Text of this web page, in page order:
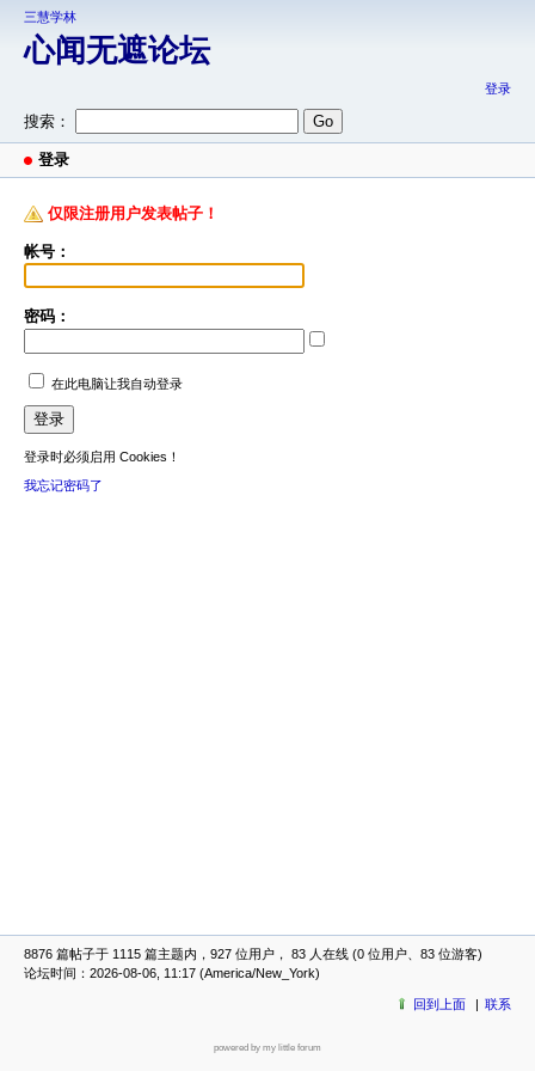
三慧学林
心闻无遮论坛
登录
搜索：
登录
仅限注册用户发表帖子！
帐号：
密码：
在此电脑让我自动登录
登录时必须启用 Cookies！
我忘记密码了
8876 篇帖子于 1115 篇主题内，927 位用户， 83 人在线 (0 位用户、83 位游客)
论坛时间：2026-08-06, 11:17 (America/New_York)
回到上面 联系
powered by my little forum